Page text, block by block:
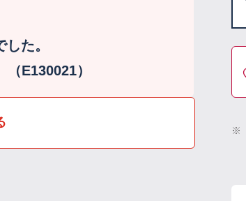
た。
E130021）
※